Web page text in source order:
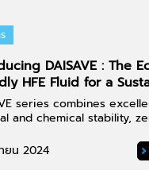
DAISAVE : The
HFE Fluid for a
series combines
and chemical stability,
low viscosity, good
drying properties
ยน 2024